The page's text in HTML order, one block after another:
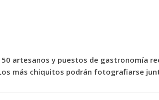
artesanos y puestos de gastronomía
más chiquitos podrán fotografiarse